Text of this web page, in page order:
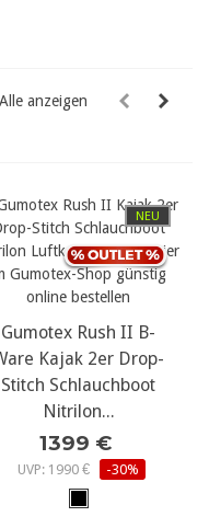
Alle anzeigen
NEU
Gumotex Rush II B-
Kajak 2er Drop-
Stitch Schlauchboot
Nitrilon...
1399 €
UVP: 1990 € -30%